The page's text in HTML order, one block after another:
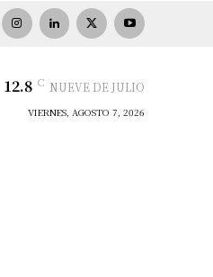
12.8 C NUEVE DE JULIO
VIERNES, AGOSTO 7, 2026